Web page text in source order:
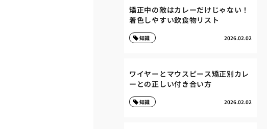
矯正中の敵はカレーだけじゃない！
着色しやすい飲食物リスト
2026.02.02
知識
ワイヤーとマウスピース矯正別カレ
ーとの正しい付き合い方
2026.02.02
知識